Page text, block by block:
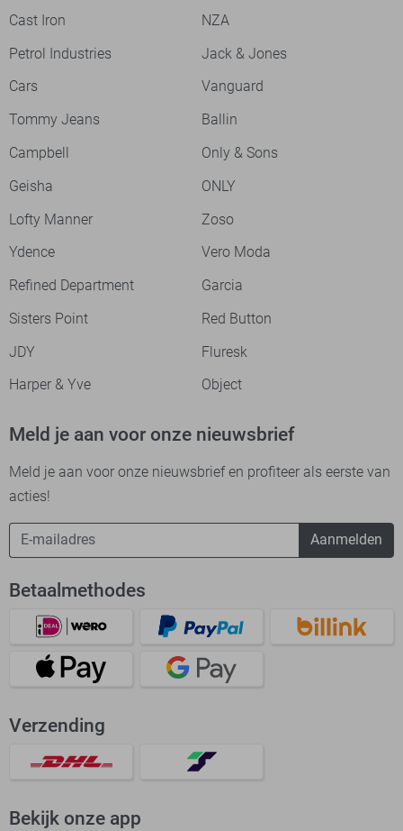
Cast Iron
NZA
Petrol Industries
Jack & Jones
Cars
Vanguard
Tommy Jeans
Ballin
Campbell
Only & Sons
Geisha
ONLY
Lofty Manner
Zoso
Ydence
Vero Moda
Refined Department
Garcia
Sisters Point
Red Button
JDY
Fluresk
Harper & Yve
Object
Meld je aan voor onze nieuwsbrief
Meld je aan voor onze nieuwsbrief en profiteer als eerste van
acties!
Aanmelden
Betaalmethodes
Verzending
Bekijk onze app